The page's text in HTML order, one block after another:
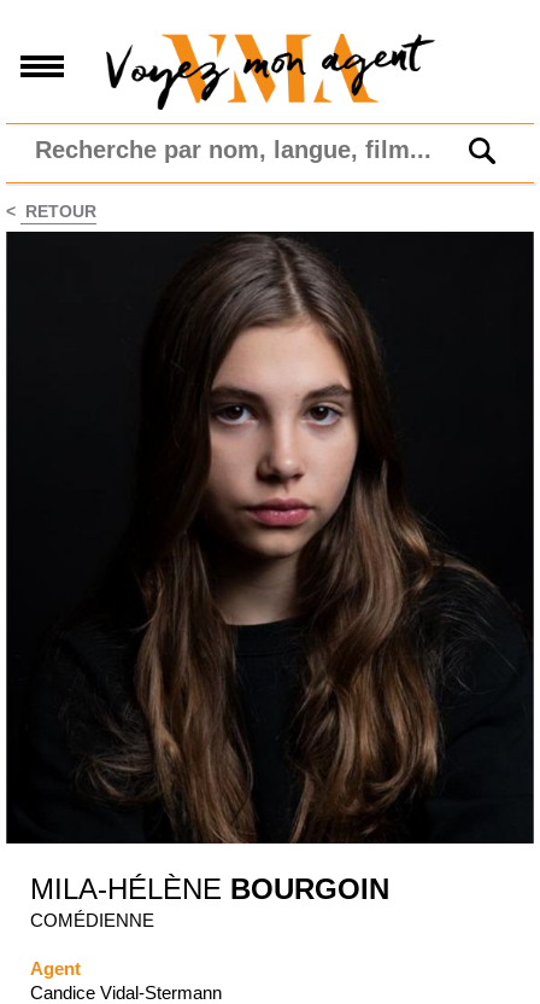
< RETOUR
MILA-HÉLÈNE BOURGOIN
COMÉDIENNE
Agent
Candice Vidal-Stermann